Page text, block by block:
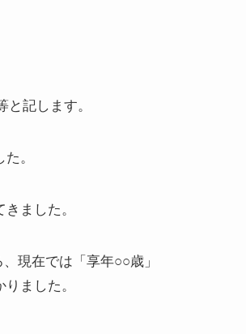
記します。
。
ました。
現在では「享年○○歳」
ました。